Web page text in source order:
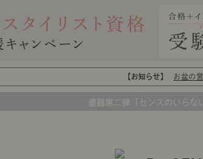
【お知らせ】 お盆の
書籍第二弾「センスのいら